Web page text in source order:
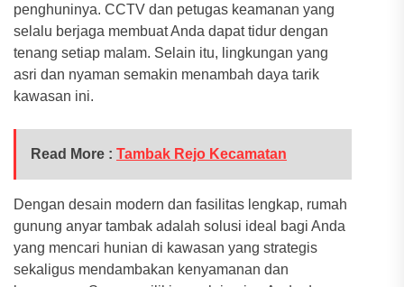
penghuninya. CCTV dan petugas keamanan yang
selalu berjaga membuat Anda dapat tidur dengan
tenang setiap malam. Selain itu, lingkungan yang
asri dan nyaman semakin menambah daya tarik
kawasan ini.
Read More : Tambak Rejo Kecamatan
Dengan desain modern dan fasilitas lengkap, rumah
gunung anyar tambak adalah solusi ideal bagi Anda
yang mencari hunian di kawasan yang strategis
sekaligus mendambakan kenyamanan dan